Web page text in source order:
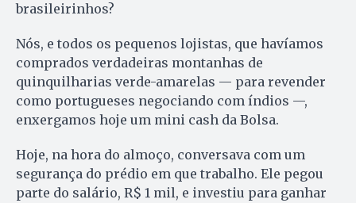
brasileirinhos?
Nós, e todos os pequenos lojistas, que havíamos
comprados verdadeiras montanhas de
quinquilharias verde-amarelas — para revender
como portugueses negociando com índios —,
enxergamos hoje um mini cash da Bolsa.
Hoje, na hora do almoço, conversava com um
segurança do prédio em que trabalho. Ele pegou
parte do salário, R$ 1 mil, e investiu para ganhar